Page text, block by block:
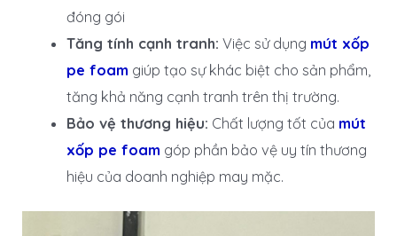
đóng gói
Tăng tính cạnh tranh: Việc sử dụng mút xốp
pe foam giúp tạo sự khác biệt cho sản phẩm,
tăng khả năng cạnh tranh trên thị trường.
Bảo vệ thương hiệu: Chất lượng tốt của mút
xốp pe foam góp phần bảo vệ uy tín thương
hiệu của doanh nghiệp may mặc.